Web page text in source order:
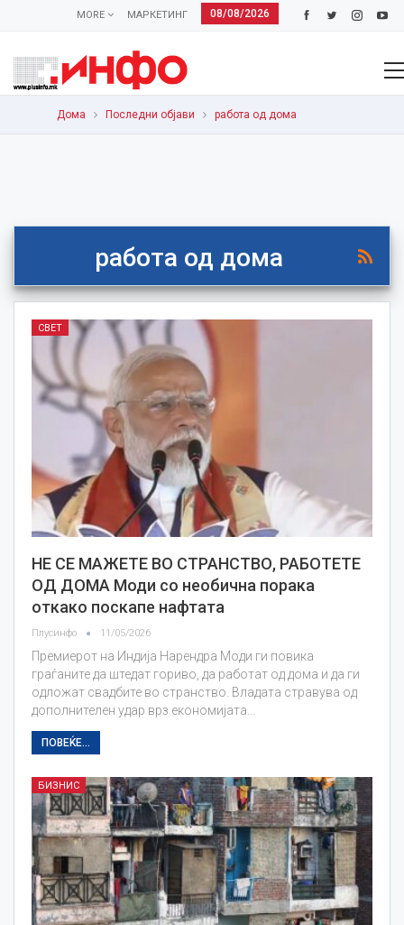
08/08/2026
МАРКЕТИНГ
MORE
Дома Последни објави работа од дома
работа од дома
СВЕТ
НЕ СЕ МАЖЕТЕ ВО СТРАНСТВО, РАБОТЕТЕ
ОД ДОМА Моди со необична порака
откако поскапе нафтата
Плусинфо 11/05/2026
Премиерот на Индија Нарендра Моди ги повика
граѓаните да штедат гориво, да работат од дома и да ги
одложат свадбите во странство. Владата стравува од
дополнителен удар врз економијата…
ПОВЕЌЕ...
БИЗНИС